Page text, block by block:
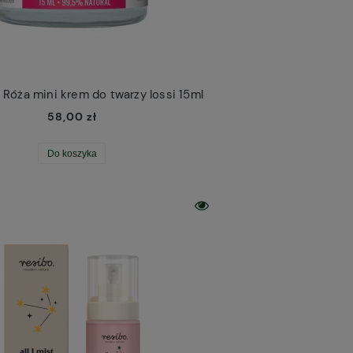
30,00 zł
mini krem do twarzy Iossi 15ml
58,00 zł
Do koszyka